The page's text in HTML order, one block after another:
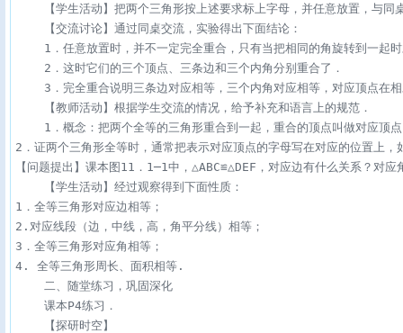
【学生活动】把两个三角形按上述要求标上字母，并任意放置，与
    【交流讨论】通过同桌交流，实验得出下面结论：
1．任意放置时，并不一定完全重合，只有当把相同的角旋转到一起
    2．这时它们的三个顶点、三条边和三个内角分别重合了．
3．完全重合说明三条边对应相等，三个内角对应相等，对应顶点在
    【教师活动】根据学生交流的情况，给予补充和语言上的规范．
1．概念：把两个全等的三角形重合到一起，重合的顶点叫做对应顶
2．证两个三角形全等时，通常把表示对应顶点的字母写在对应的位置上，
【问题提出】课本图11．1─1中，△ABC≌△DEF，对应边有什么关系？对应
    【学生活动】经过观察得到下面性质：
1．全等三角形对应边相等；
2.对应线段（边，中线，高，角平分线）相等；
3．全等三角形对应角相等；
4. 全等三角形周长、面积相等.
    二、随堂练习，巩固深化
    课本P4练习．
    【探研时空】